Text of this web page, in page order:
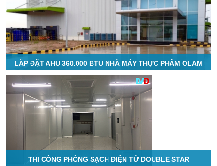
LẮP ĐẶT AHU 360.000 BTU NHÀ MÁY THỰC PHẨM OLAM
THI CÔNG PHÒNG SẠCH ĐIỆN TỬ DOUBLE STAR